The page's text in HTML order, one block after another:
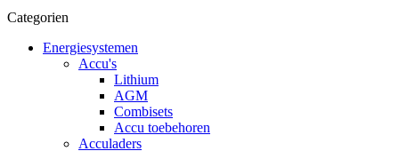
Categorien
Energiesystemen
Accu's
Lithium
AGM
Combisets
Accu toebehoren
Acculaders